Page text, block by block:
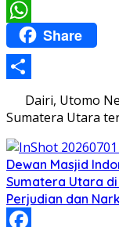
Email
WhatsApp
Share
Share
Dairi, Utomo
Sumatera Utara
Dewan Masjid
Sumatera Utara
Perjudian dan